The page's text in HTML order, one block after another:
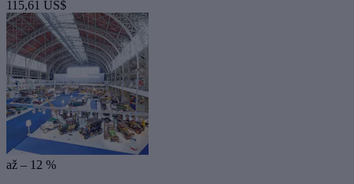
115,61 US$
až – 12 %